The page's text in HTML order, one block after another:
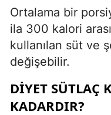
Ortalama bir
ila 300 kalori
kullanılan süt ve
değişebilir.
DIYET SÜTLAÇ
KADARDIR?